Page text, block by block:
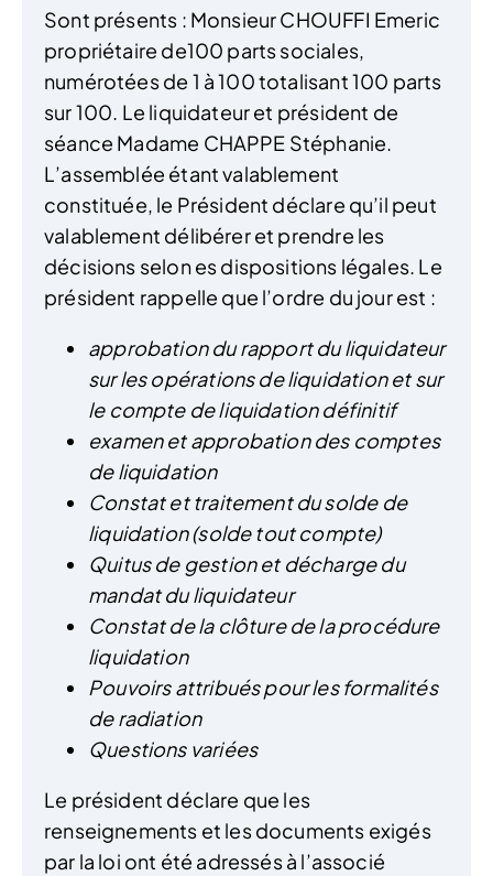
Sont présents : Monsieur CHOUFFI Emeric
propriétaire de100 parts sociales,
numérotées de 1 à 100 totalisant 100 parts
sur 100. Le liquidateur et président de
séance Madame CHAPPE Stéphanie.
L’assemblée étant valablement
constituée, le Président déclare qu’il peut
valablement délibérer et prendre les
décisions selon es dispositions légales. Le
président rappelle que l’ordre du jour est :
approbation du rapport du liquidateur
sur les opérations de liquidation et sur
le compte de liquidation définitif
examen et approbation des comptes
de liquidation
Constat et traitement du solde de
liquidation (solde tout compte)
Quitus de gestion et décharge du
mandat du liquidateur
Constat de la clôture de la procédure
liquidation
Pouvoirs attribués pour les formalités
de radiation
Questions variées
Le président déclare que les
renseignements et les documents exigés
par la loi ont été adressés à l’associé